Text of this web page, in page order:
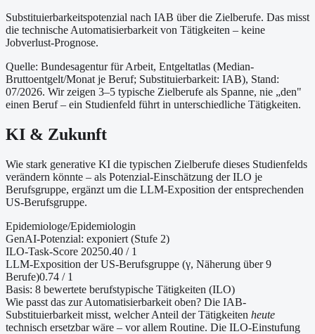
Substituierbarkeitspotenzial nach IAB über die Zielberufe. Das misst
die technische Automatisierbarkeit von Tätigkeiten – keine
Jobverlust-Prognose.
Quelle: Bundesagentur für Arbeit, Entgeltatlas (Median-
Bruttoentgelt/Monat je Beruf; Substituierbarkeit: IAB), Stand:
07/2026. Wir zeigen 3–5 typische Zielberufe als Spanne, nie „den"
einen Beruf – ein Studienfeld führt in unterschiedliche Tätigkeiten.
KI & Zukunft
Wie stark generative KI die typischen Zielberufe dieses Studienfelds
verändern könnte – als Potenzial-Einschätzung der ILO je
Berufsgruppe, ergänzt um die LLM-Exposition der entsprechenden
US-Berufsgruppe.
Epidemiologe/Epidemiologin
GenAI-Potenzial: exponiert (Stufe 2)
ILO-Task-Score 20250.40 / 1
LLM-Exposition der US-Berufsgruppe (γ, Näherung über 9
Berufe)0.74 / 1
Basis: 8 bewertete berufstypische Tätigkeiten (ILO)
Wie passt das zur Automatisierbarkeit oben? Die IAB-
Substituierbarkeit misst, welcher Anteil der Tätigkeiten heute
technisch ersetzbar wäre – vor allem Routine. Die ILO-Einstufung